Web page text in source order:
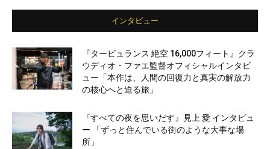
インタビュー
『タービュランス 絶空 16,000フィート』クラ
ウディオ・ファエ監督オフィシャルインタビ
ュー「本作は、人間の回復力と真実の解放力
の核心へと迫る旅」
『すべての夜を思いだす』見上 愛 インタビュ
ー 「ずっと住んでいる街のような大事な場
所」